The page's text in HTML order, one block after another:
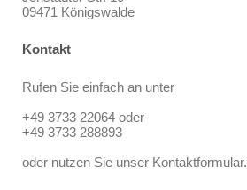
09471 Königswalde
Kontakt
Rufen Sie einfach an unter
+49 3733 22064 oder
+49 3733 288893
oder nutzen Sie unser Kontaktformular.